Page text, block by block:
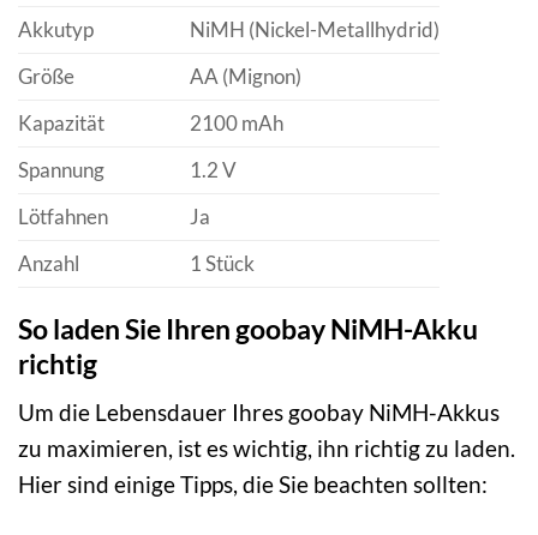
Akkutyp
NiMH (Nickel-Metallhydrid)
Größe
AA (Mignon)
Kapazität
2100 mAh
Spannung
1.2 V
Lötfahnen
Ja
Anzahl
1 Stück
So laden Sie Ihren goobay NiMH-Akku
richtig
Um die Lebensdauer Ihres goobay NiMH-Akkus
zu maximieren, ist es wichtig, ihn richtig zu laden.
Hier sind einige Tipps, die Sie beachten sollten: